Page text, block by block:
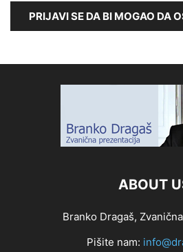
PRIJAVI SE DA BI MOGAO DA
ABOUT
Branko Dragaš,
Pišite nam: